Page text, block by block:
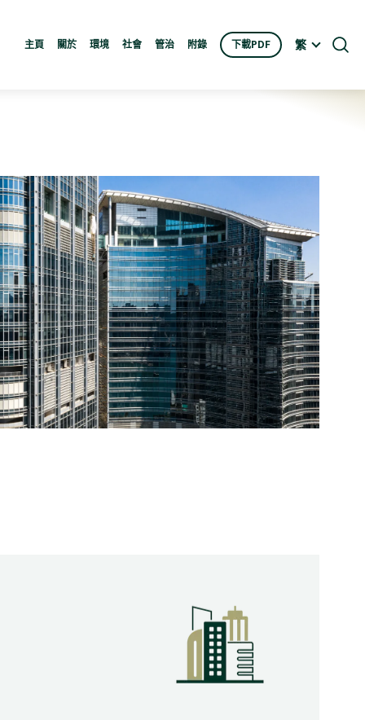
主頁 關於 環境 社會 管治 附錄 下載PDF 繁